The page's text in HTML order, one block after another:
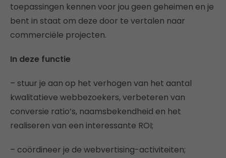
toepassingen kennen voor jou geen geheimen en je
bent in staat om deze door te vertalen naar
commerciële projecten.
In deze functie
– stuur je aan op het verhogen van het aantal
kwalitatieve webbezoekers, verbeteren van
conversie ratio’s, naamsbekendheid en het
realiseren van een interessante ROI;
– coördineer je de webvertising-activiteiten;